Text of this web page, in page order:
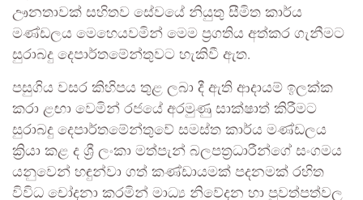
ඌනතාවක් සහිතව සේවයේ නියුතු සීමිත කාර්ය
මණ්ඩලය මෙහෙයවමින් මෙම ප්‍රගතිය අත්කර ගැනීමට
සුරාබදු දෙපාර්තමේන්තුවට හැකිවී ඇත.
පසුගිය වසර කිහිපය තුළ ලබා දී ඇති ආදායම් ඉලක්ක
කරා ළඟා වෙමින් රජයේ අරමුණු සාක්ෂාත් කිරීමට
සුරාබදු දෙපාර්තමේන්තුවේ සමස්ත කාර්ය මණ්ඩලය
ක්‍රියා කළ ද ශ්‍රී ලංකා මත්පැන් බලපත්‍රධාරීන්ගේ සංගමය
යනුවෙන් හඳුන්වා ගත් කණ්ඩායමක් පදනමක් රහිත
විවිධ චෝදනා කරමින් මාධ්‍ය නිවේදන හා පුවත්පත්වල